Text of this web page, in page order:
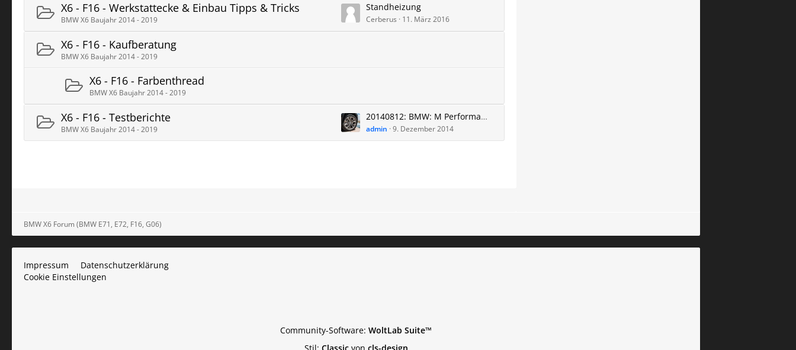
X6 - F16 - Werkstattecke & Einbau Tipps & Tricks
BMW X6 Baujahr 2014 - 2019
Standheizung
Cerberus 11. März 2016
X6 - F16 - Kaufberatung
BMW X6 Baujahr 2014 - 2019
X6 - F16 - Farbenthread
BMW X6 Baujahr 2014 - 2019
X6 - F16 - Testberichte
BMW X6 Baujahr 2014 - 2019
20140812: BMW: M Performance für den X6
admin 9. Dezember 2014
BMW X6 Forum (BMW E71, E72, F16, G06)
Impressum
Datenschutzerklärung
Cookie Einstellungen
Community-Software: WoltLab Suite™